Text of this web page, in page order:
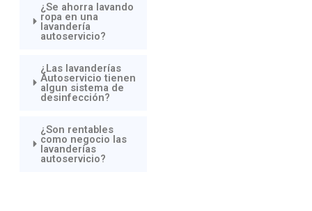
¿Se ahorra lavando
ropa en una
lavandería
autoservicio?
¿Las lavanderías
Autoservicio tienen
algun sistema de
desinfección?
¿Son rentables
como negocio las
lavanderías
autoservicio?